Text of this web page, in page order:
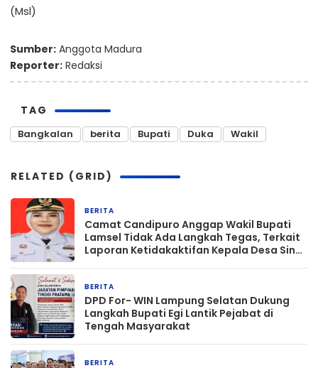
(Msl)
Sumber: Anggota Madura
Reporter: Redaksi
TAG
Bangkalan berita Bupati Duka Wakil
RELATED (GRID)
BERITA
Camat Candipuro Anggap Wakil Bupati
Lamsel Tidak Ada Langkah Tegas, Terkait
Laporan Ketidakaktifan Kepala Desa Sinar
BERITA
DPD For- WIN Lampung Selatan Dukung
Langkah Bupati Egi Lantik Pejabat di
Tengah Masyarakat
BERITA